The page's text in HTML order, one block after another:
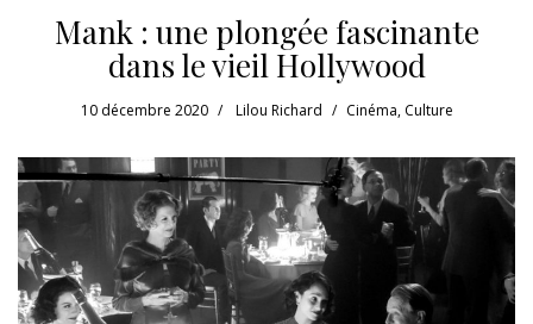
Mank : une plongée fascinante
dans le vieil Hollywood
10 décembre 2020 Lilou Richard Cinéma, Culture